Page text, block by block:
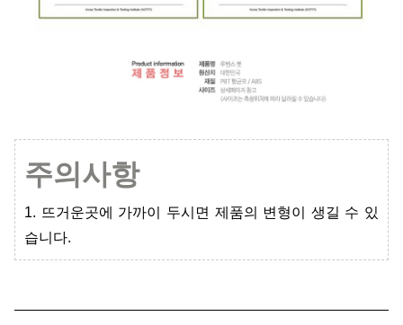
주의사항
1. 뜨거운곳에 가까이 두시면 제품의 변형이 생길 수 있
습니다.